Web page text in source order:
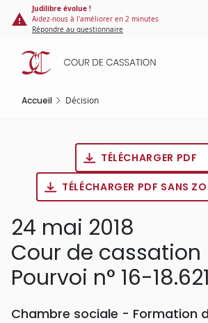
Panneau de gestion des cookies
contenu
principal
Judilibre évolue !
Aidez-nous à l'améliorer en 2 minutes
Répondre au questionnaire
Accueil Décision
TÉLÉCHARGER PDF
TÉLÉCHARGER PDF SANS
24 mai 2018
Cour de cassation
Pourvoi n° 16-18.621
Chambre sociale - Formation